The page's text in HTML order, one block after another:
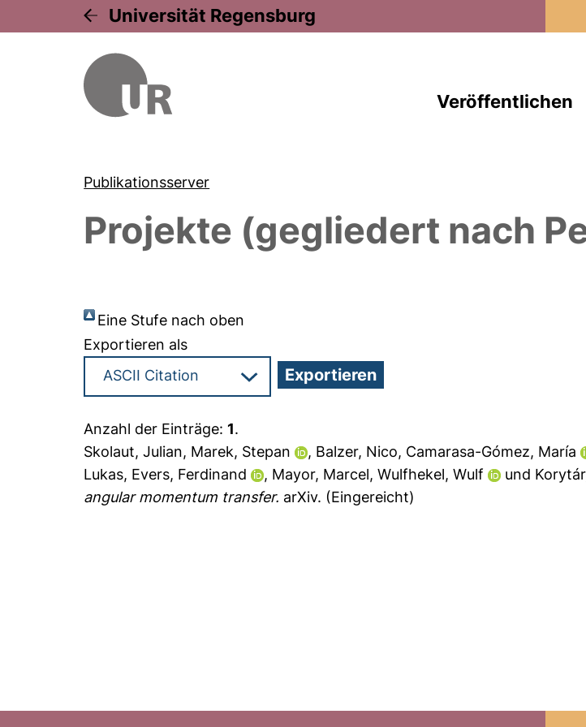
Universität Regensburg
Veröffentlichen
Publikationsserver
Projekte (gegliedert nach
Eine Stufe nach oben
Exportieren als
Anzahl der Einträge:1.
Skolaut, Julian, Marek, Stepan , Balzer, Nico, Camarasa-Gómez, María
Lukas, Evers, Ferdinand , Mayor, Marcel,Wulfhekel, Wulf und
angular momentum transfer. arXiv. (Eingereicht)